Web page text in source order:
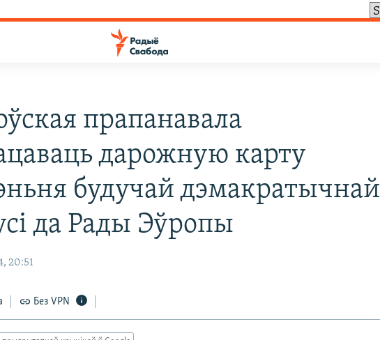
прапанавала
дарожную карту
будучай дэмакратычнай
да Рады Эўропы
20:51
Без VPN